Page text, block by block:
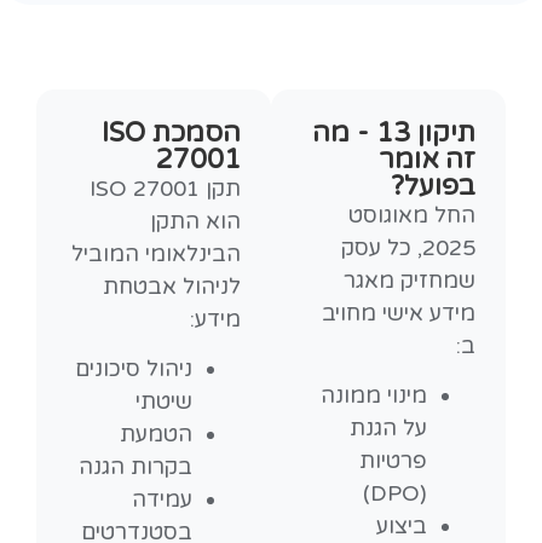
תיקון 13 - מה
זה אומר
בפועל?
החל מאוגוסט
2025, כל עסק
שמחזיק מאגר
מידע אישי מחויב
ב:
מינוי ממונה
על הגנת
פרטיות
(DPO)
ביצוע
הסמכת ISO
27001
תקן ISO 27001
הוא התקן
הבינלאומי המוביל
לניהול אבטחת
מידע:
ניהול סיכונים
שיטתי
הטמעת
בקרות הגנה
עמידה
בסטנדרטים